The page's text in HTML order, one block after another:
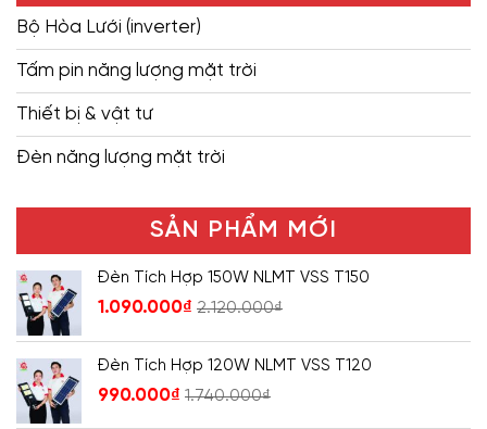
Bộ Hòa Lưới (inverter)
Tấm pin năng lượng mặt trời
Thiết bị & vật tư
Đèn năng lượng mặt trời
SẢN PHẨM MỚI
Đèn Tích Hợp 150W NLMT VSS T150
1.090.000₫ 2.120.000₫
Đèn Tích Hợp 120W NLMT VSS T120
990.000₫ 1.740.000₫